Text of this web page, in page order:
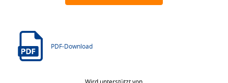
PDF-Download
Wird unterstützt von